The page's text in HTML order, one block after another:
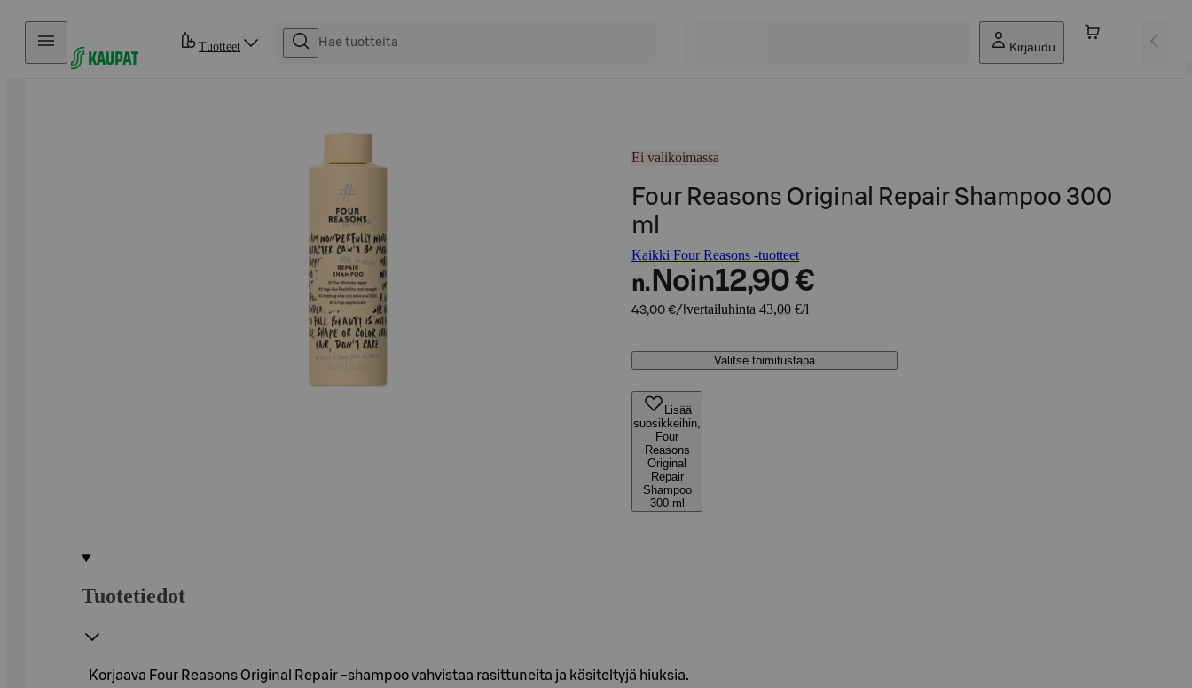
Hyppää sisältöön
Tuotteet Kirjaudu
Ei valikoimassa
Four Reasons Original Repair Shampoo 300
ml
Kaikki Four Reasons -tuotteet
n. Noin12,90 €
43,00 €/l vertailuhinta 43,00 €/l
Valitse toimitustapa
Lisää
suosikkeihin,
Four
Reasons
Original
Repair
Shampoo
300 ml
Tuotetiedot
Korjaava Four Reasons Original Repair -shampoo vahvistaa rasittuneita ja käsiteltyjä hiuksia.